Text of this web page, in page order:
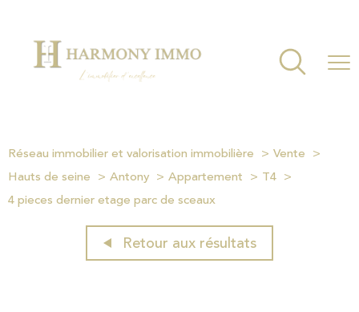
Réseau immobilier et valorisation immobilière
Vente
Hauts de seine
Antony Appartement
T4
4 pieces dernier etage parc de sceaux
Retour aux résultats